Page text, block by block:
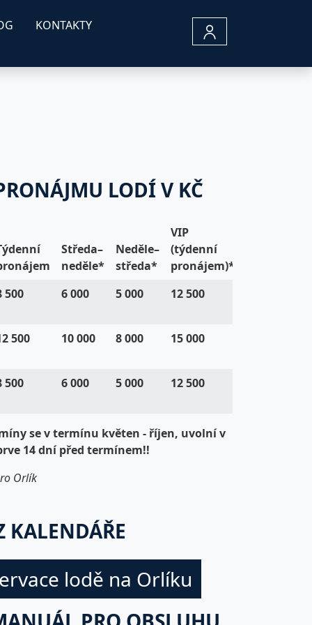
KONTAKTY
LODÍ V KČ
Středa–
neděle*
Neděle–
středa*
VIP
(týdenní
pronájem)*
500
6 000 5 000 12 500
500 10 000 8 000 15 000
500 6 000 5 000 12 500
se v termínu květen - říjen, uvolní v
14 dní před termínem!!
Orlík
KALENDÁŘE
lodě na Orlíku